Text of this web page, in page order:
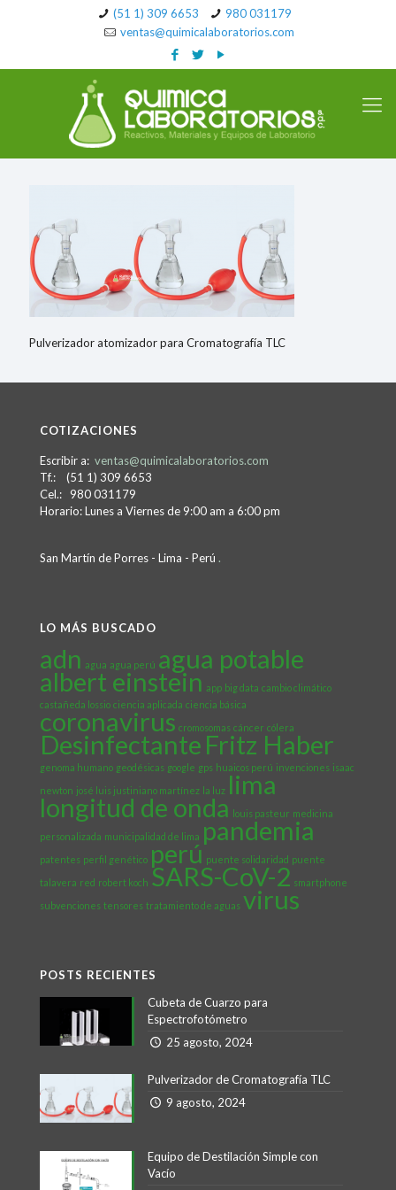
(51 1) 309 6653
980 031179
ventas@quimicalaboratorios.com
Pulverizador atomizador para Cromatografía TLC
COTIZACIONES
Escribir a: ventas@quimicalaboratorios.com
Tf.: (51 1) 309 6653
Cel.: 980 031179
Horario: Lunes a Viernes de 9:00 am a 6:00 pm
San Martín de Porres - Lima - Perú .
LO MÁS BUSCADO
adn agua agua perú agua potable
albert einstein app big data cambio climático
castañeda lossio ciencia aplicada ciencia básica
coronavirus cromosomas cáncer cólera
Desinfectante Fritz Haber
genoma humano geodésicas google gps huaicos perú invenciones isaac
newton josé luis justiniano martínez la luz lima
longitud de onda louis pasteur medicina
personalizada municipalidad de lima pandemia
patentes perfil genético perú puente solidaridad puente
talavera red robert koch SARS-CoV-2 smartphone
subvenciones tensores tratamiento de aguas virus
POSTS RECIENTES
Cubeta de Cuarzo para
Espectrofotómetro
25 agosto, 2024
Pulverizador de Cromatografía TLC
9 agosto, 2024
Equipo de Destilación Simple con
Vacío